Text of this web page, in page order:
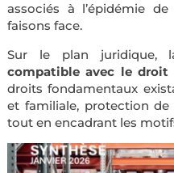
associés à l’épidémie
faisons face.
Sur le plan juridique,
compatible avec le
droits fondamentaux
et familiale, protection
tout en encadrant les